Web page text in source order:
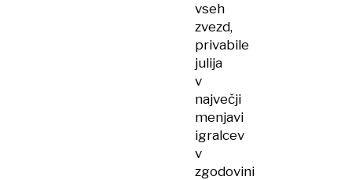
vseh
zvezd,
privabile
julija
v
največji
menjavi
igralcev
v
zgodovini